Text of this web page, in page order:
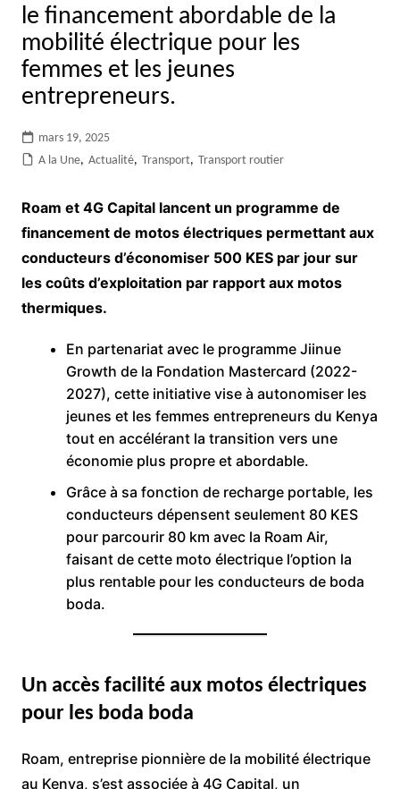
le financement abordable de la
mobilité électrique pour les
femmes et les jeunes
entrepreneurs.
mars 19, 2025
A la Une, Actualité, Transport, Transport routier
Roam et 4G Capital lancent un programme de
financement de motos électriques permettant aux
conducteurs d’économiser 500 KES par jour sur
les coûts d’exploitation par rapport aux motos
thermiques.
En partenariat avec le programme Jiinue
Growth de la Fondation Mastercard (2022-
2027), cette initiative vise à autonomiser les
jeunes et les femmes entrepreneurs du Kenya
tout en accélérant la transition vers une
économie plus propre et abordable.
Grâce à sa fonction de recharge portable, les
conducteurs dépensent seulement 80 KES
pour parcourir 80 km avec la Roam Air,
faisant de cette moto électrique l’option la
plus rentable pour les conducteurs de boda
boda.
Un accès facilité aux motos électriques
pour les boda boda
Roam, entreprise pionnière de la mobilité électrique
au Kenya, s’est associée à 4G Capital, un